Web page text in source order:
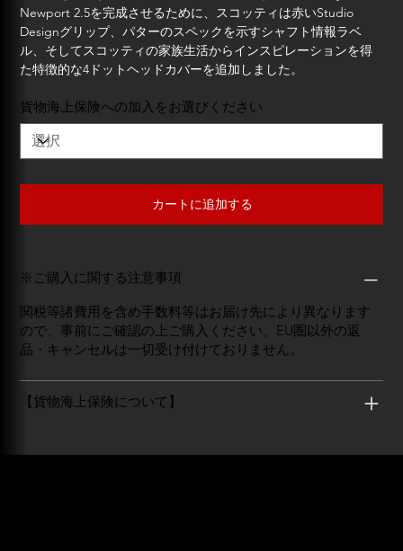
Newport 2.5を完成させるために、スコッティは赤いStudio
Designグリップ、パターのスペックを示すシャフト情報ラベ
ル、そしてスコッティの家族生活からインスピレーションを得
た特徴的な4ドットヘッドカバーを追加しました。
貨物海上保険への加入をお選びください
カートに追加する
※ご購入に関する注意事項
関税等諸費用を含め手数料等はお届け先により異なります
ので、事前にご確認の上ご購入ください。EU圏以外の返
品・キャンセルは一切受け付けておりません。
【貨物海上保険について】